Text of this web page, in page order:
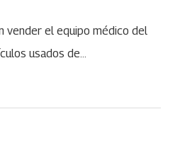
vender el equipo médico del
usados de…